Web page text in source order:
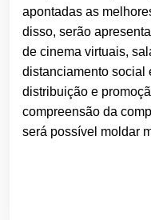
apontadas as
disso, serão
de cinema virtuais,
distanciamento social
distribuição e
compreensão da
será possível moldar